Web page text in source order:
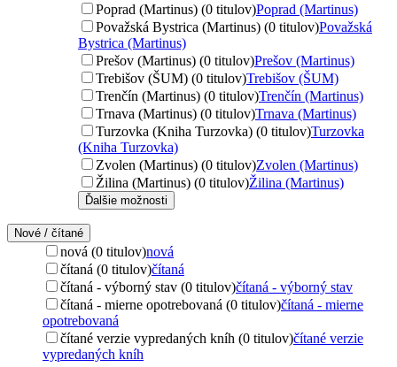
Poprad (Martinus) (0 titulov)Poprad (Martinus)
Považská Bystrica (Martinus) (0 titulov)Považská
Bystrica (Martinus)
Prešov (Martinus) (0 titulov)Prešov (Martinus)
Trebišov (ŠUM) (0 titulov)Trebišov (ŠUM)
Trenčín (Martinus) (0 titulov)Trenčín (Martinus)
Trnava (Martinus) (0 titulov)Trnava (Martinus)
Turzovka (Kniha Turzovka) (0 titulov)Turzovka
(Kniha Turzovka)
Zvolen (Martinus) (0 titulov)Zvolen (Martinus)
Žilina (Martinus) (0 titulov)Žilina (Martinus)
Ďalšie možnosti
Nové / čítané
nová (0 titulov)nová
čítaná (0 titulov)čítaná
čítaná - výborný stav (0 titulov)čítaná - výborný stav
čítaná - mierne opotrebovaná (0 titulov)čítaná - mierne
opotrebovaná
čítané verzie vypredaných kníh (0 titulov)čítané verzie
vypredaných kníh